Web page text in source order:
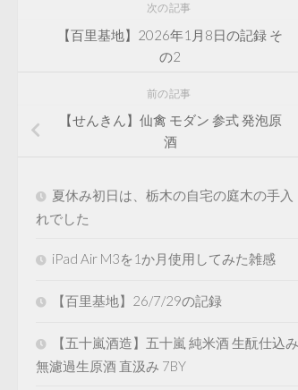
次の記事
【百里基地】2026年1月8日の記録 そ
の2
前の記事
【せんきん】仙禽 モダン 参式 発泡原
酒
夏休み初日は、栃木の自宅の庭木の手入
れでした
iPad Air M3を1か月使用してみた雑感
【百里基地】26/7/29の記録
【五十嵐酒造】五十嵐 純米酒 生酛仕込み
無濾過生原酒 直汲み 7BY